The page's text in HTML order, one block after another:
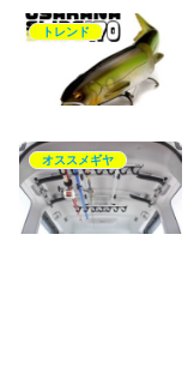
トレンド
オススメギヤ